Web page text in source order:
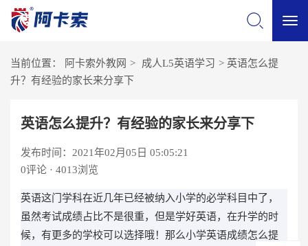
当前位置： 阿卡索外教网 > 成人L5英语学习 > 英语怎么提
升？有经验的家长来分享下
英语怎么提升？有经验的家长来分享下
发布时间：2021年02月05日 05:05:21
0评论 · 4013浏览
英语这门学科在近几年已经被纳入小学的必学科目中了，
虽然考试成绩占比不是很重，但是学好英语，在升学的时
候，有更多的学校可以选择哦！那么小学英语成绩怎么提